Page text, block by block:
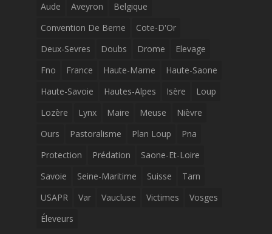
Aude
Aveyron
Belgique
Convention De Berne
Cote-D'Or
Deux-Sevres
Doubs Drome
Elevage
Fno
France Haute-Marne
Haute-Saone
Haute-Savoie
Hautes-Alpes Isère
Loup
Lozère
Lynx Maire Meuse
Nièvre
Ours
Pastoralisme Plan Loup
Pna
Protection
Prédation
Saone-Et-Loire
Savoie
Seine-Maritime Suisse
Tarn
USAPR
Var Vaucluse Victimes
Vosges
Éleveurs